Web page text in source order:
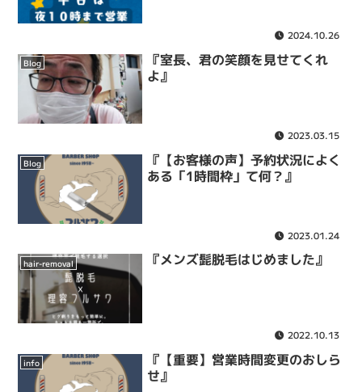
2024.10.26
Blog
『室長、君の笑顔を見せてくれ
よ』
2023.03.15
Blog
『【お客様の声】予約状況によく
ある「1時間枠」て何？』
2023.01.24
hair-removal 『メンズ髭脱毛はじめました』
2022.10.13
info
『【重要】営業時間変更のおしら
せ』